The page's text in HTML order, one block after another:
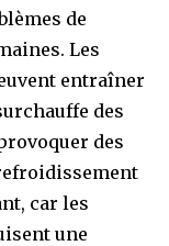
de
Les
entraîner
des
des
car les
une